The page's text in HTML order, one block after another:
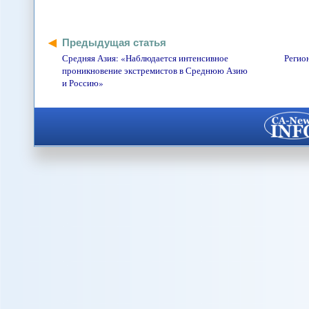
Предыдущая статья
Средняя Азия: «Наблюдается интенсивное
проникновение экстремистов в Среднюю Азию
и Россию»